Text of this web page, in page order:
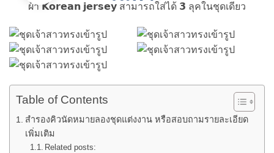
ผ้า 𝗞𝗼𝗿𝗲𝗮𝗻 𝗷𝗲𝗿𝘀𝗲𝘆 สามารถใส่ได้ 𝟯 ลุคในชุดเดียว
Table of Contents
สำรองคิวนัดหมายลองชุดแต่งงาน หรือสอบถามรายละเอียด
เพิ่มเติม
Related posts: